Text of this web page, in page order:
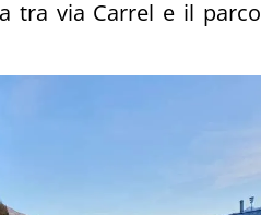
tra via Carrel e il parco